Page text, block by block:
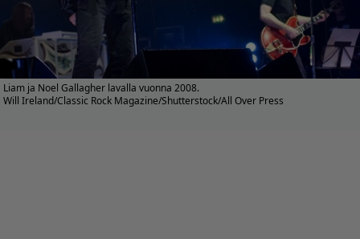
Liam ja Noel Gallagher lavalla vuonna 2008.
Will Ireland/Classic Rock Magazine/Shutterstock/All Over Press